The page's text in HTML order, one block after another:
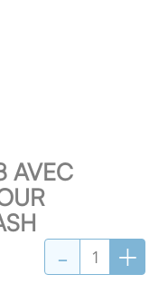
AVEC
- +